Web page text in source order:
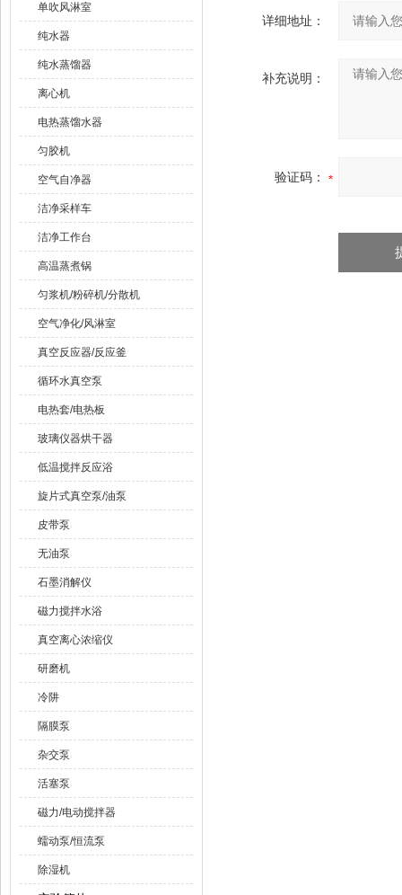
单吹风淋室
纯水器
纯水蒸馏器
离心机
电热蒸馏水器
匀胶机
空气自净器
洁净采样车
洁净工作台
高温蒸煮锅
匀浆机/粉碎机/分散机
空气净化/风淋室
真空反应器/反应釜
循环水真空泵
电热套/电热板
玻璃仪器烘干器
低温搅拌反应浴
旋片式真空泵/油泵
皮带泵
无油泵
石墨消解仪
磁力搅拌水浴
真空离心浓缩仪
研磨机
冷阱
隔膜泵
杂交泵
活塞泵
磁力/电动搅拌器
蠕动泵/恒流泵
除湿机
详细地址：
补充说明：
验证码：